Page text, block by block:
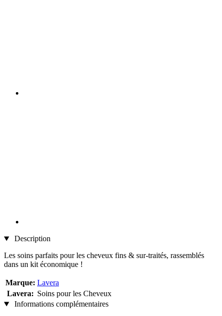
Description
Les soins parfaits pour les cheveux fins & sur-traités, rassemblés
dans un kit économique !
Marque: Lavera
Lavera: Soins pour les Cheveux
Informations complémentaires